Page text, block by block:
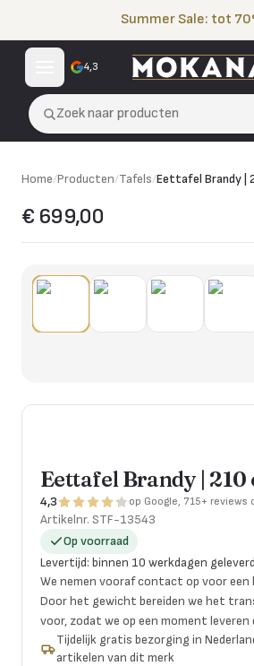
Summer Sale: tot
4,3
Zoek naar producten
Home/Producten/Tafels/Eettafel Brandy |
€ 699,00
Eettafel Brandy | 210
4,3 op Google, 715+ reviews
Artikelnr. STF-13543
Op voorraad
Levertijd: binnen 10 werkdagen geleverd
We nemen vooraf contact op voor een
Door het gewicht bereiden we het
voor, zodat we op een moment
Tijdelijk gratis bezorging in
artikelen van dit merk